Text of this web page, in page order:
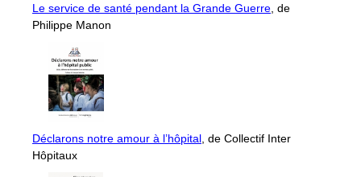
Le service de santé pendant la Grande Guerre , de
Philippe Manon
Déclarons notre amour à l’hôpital , de Collectif Inter
Hôpitaux